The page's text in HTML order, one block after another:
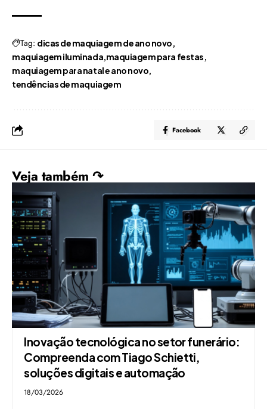
Tag: dicas de maquiagem de ano novo
maquiagem iluminada maquiagem para festas
maquiagem para natal e ano novo
tendências de maquiagem
Facebook
Veja também ↷
Inovação tecnológica no setor funerário:
Compreenda com Tiago Schietti,
soluções digitais e automação
18/03/2026